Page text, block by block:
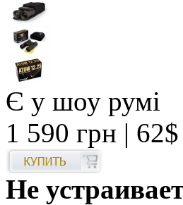
Є у шоу румі
1 590 грн | 62$
Не